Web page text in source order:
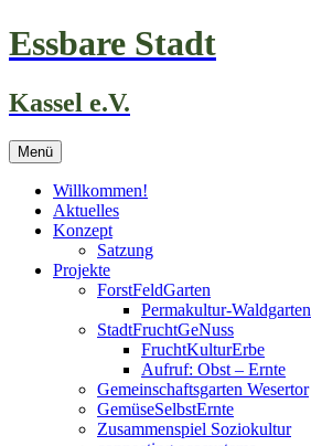
Zum
Inhalt
Essbare Stadt
Kassel e.V.
Menü
Willkommen!
Aktuelles
Konzept
Satzung
Projekte
ForstFeldGarten
Permakultur-Waldgarten
StadtFruchtGeNuss
FruchtKulturErbe
Aufruf: Obst – Ernte
Gemeinschaftsgarten Wesertor
GemüseSelbstErnte
Zusammenspiel Soziokultur